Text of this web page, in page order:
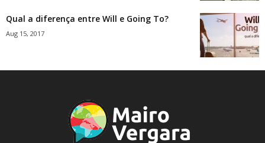
Qual a diferença entre Will e Going To?
Aug 15, 2017